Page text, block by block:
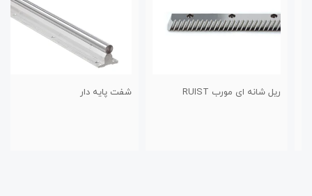
ریل شانه ای مورب RUIST شفت پایه دار